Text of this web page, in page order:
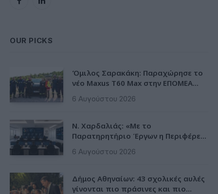
FacebookLinkedIn
OUR PICKS
Όμιλος Σαρακάκη: Παραχώρησε το
νέο Maxus T60 Max στην ΕΠΟΜΕΑ
6 Αυγούστου 2026
Ν. Χαρδαλιάς: «Με το
Παρατηρητήριο Έργων η Περιφέρεια
ψηφιακό εργαλείο λογοδοσίας»
6 Αυγούστου 2026
Δήμος Αθηναίων: 43 σχολικές αυλές
γίνονται πιο πράσινες και πιο